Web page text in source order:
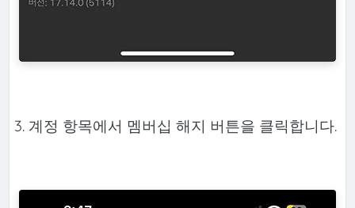
3. 계정 항목에서 멤버십 해지 버튼을 클릭합니다.